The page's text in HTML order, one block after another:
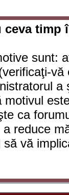
ceva timp
sunt:
motivul
ca
reduce
vă